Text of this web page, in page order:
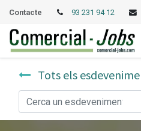
Contacte 93 231 94 12
Tots els